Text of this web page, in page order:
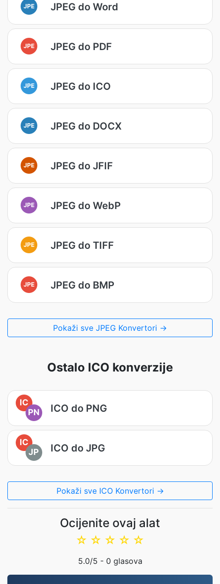
JPE JPEG do Word
JPE JPEG do PDF
JPE JPEG do ICO
JPE JPEG do DOCX
JPE JPEG do JFIF
JPE JPEG do WebP
JPE JPEG do TIFF
JPE JPEG do BMP
Pokaži sve JPEG Konvertori →
Ostalo ICO konverzije
IC
PN
ICO do PNG
IC
JP
ICO do JPG
Pokaži sve ICO Konvertori →
Ocijenite ovaj alat
☆
☆
☆
☆
☆
5.0/5 - 0 glasova